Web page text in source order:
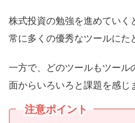
株式投資の勉強を進めてい
常に多くの優秀なツールにた
一方で、どのツールもツール
面からいろいろと課題を感じ
注意ポイント